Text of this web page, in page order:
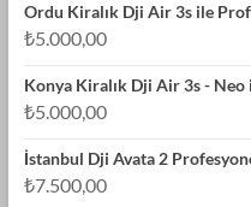
Ordu Kiralık Dji Air 3s ile
₺5.000,00
Konya Kiralık Dji Air 3s -
₺5.000,00
İstanbul Dji Avata 2
₺7.500,00